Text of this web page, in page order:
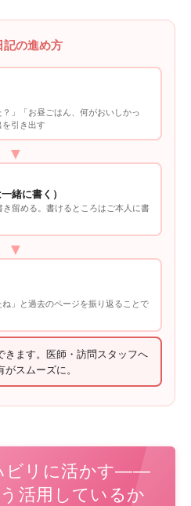
記の進め方
？」「お昼ごはん、何がおいしかっ
引き出す
▼
緒に書く）
留める。書けるところはご本人に書
▼
ね」と過去のページを振り返ることで
きます。医師・訪問スタッフへ
スムーズに。
ビリに活かす——
活用しているか